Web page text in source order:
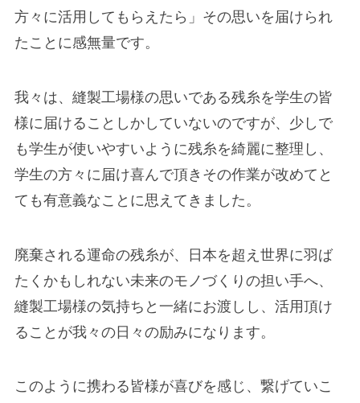
方々に活用してもらえたら」その思いを届けられ
たことに感無量です。
我々は、縫製工場様の思いである残糸を学生の皆
様に届けることしかしていないのですが、少しで
も学生が使いやすいように残糸を綺麗に整理し、
学生の方々に届け喜んで頂きその作業が改めてと
ても有意義なことに思えてきました。
廃棄される運命の残糸が、日本を超え世界に羽ば
たくかもしれない未来のモノづくりの担い手へ、
縫製工場様の気持ちと一緒にお渡しし、活用頂け
ることが我々の日々の励みになります。
このように携わる皆様が喜びを感じ、繋げていこ